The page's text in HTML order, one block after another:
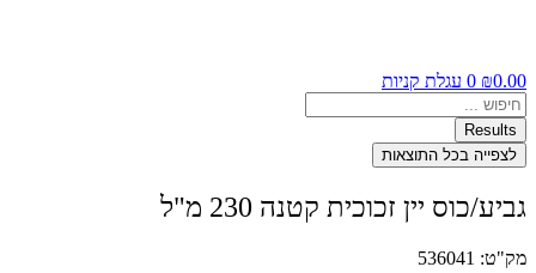
₪0.00
0 עגלת קניות
Search
...
Results
לצפייה בכל התוצאות
גביע/כוס יין זכוכית קטנה 230 מ"ל
מק"ט: 536041